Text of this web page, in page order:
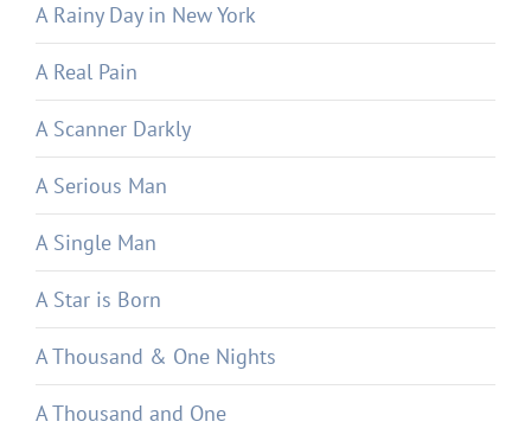
A Rainy Day in New York
A Real Pain
A Scanner Darkly
A Serious Man
A Single Man
A Star is Born
A Thousand & One Nights
A Thousand and One